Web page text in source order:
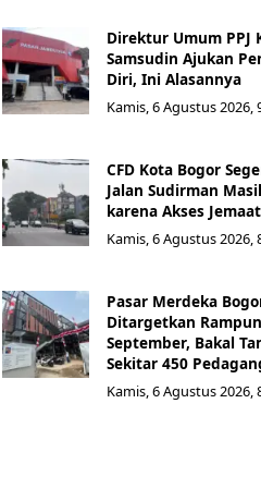
Direktur Umum PPJ
Samsudin Ajukan
Diri, Ini Alasannya
Kamis, 6 Agustus 2026,
CFD Kota Bogor
Jalan Sudirman
karena Akses
Kamis, 6 Agustus 2026,
Pasar Merdeka
Ditargetkan
September, Bakal
Sekitar 450
Kamis, 6 Agustus 2026,